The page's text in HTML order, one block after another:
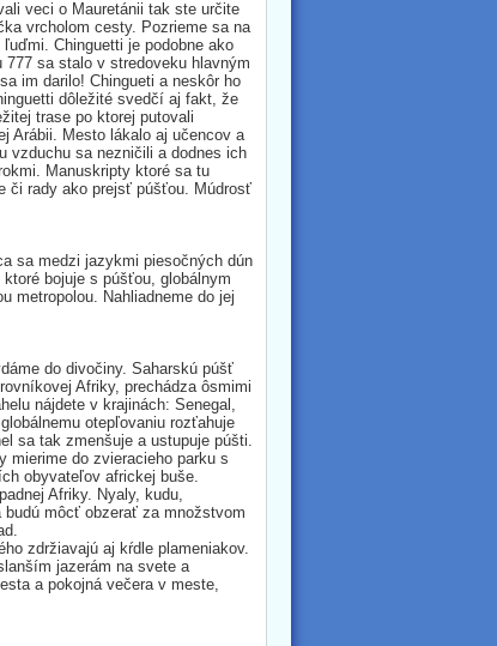
veci o Mauretánii tak ste určite
vrcholom cesty. Pozrieme sa na
Chinguetti je podobne ako
sa stalo v stredoveku hlavným
im darilo! Chingueti a neskôr ho
dôležité svedčí aj fakt, že
trase po ktorej putovali
Arábii. Mesto lákalo aj učencov a
vzduchu sa nezničili a dodnes ich
Manuskripty ktoré sa tu
či rady ako prejsť púšťou. Múdrosť
sa medzi jazykmi piesočných dún
bojuje s púšťou, globálnym
metropolou. Nahliadneme do jej
do divočiny. Saharskú púšť
Afriky, prechádza ôsmimi
nájdete v krajinách: Senegal,
otepľovaniu rozťahuje
sa tak zmenšuje a ustupuje púšti.
do zvieracieho parku s
obyvateľov africkej buše.
Afriky. Nyaly, kudu,
môcť obzerať za množstvom
zdržiavajú aj kŕdle plameniakov.
jazerám na svete a
a pokojná večera v meste,